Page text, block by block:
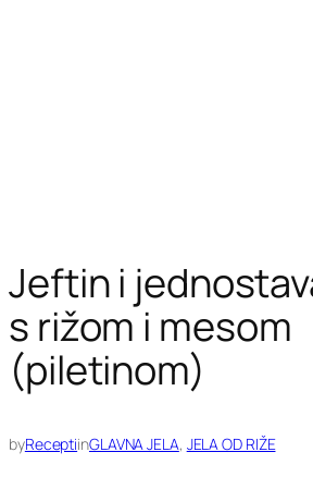
Jeftin i
s rižom i mesom
(piletinom)
byReceptiinGLAVNA JELA, JELA OD RIŽE